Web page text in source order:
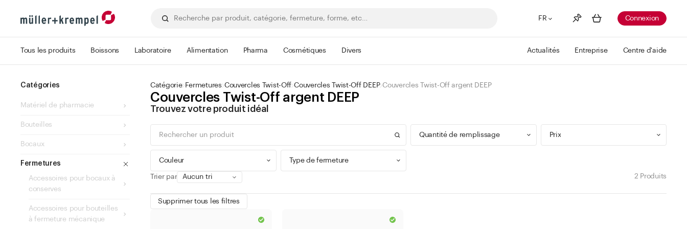
FR
Liste de souhaits Voir plus
Connexion
Tous les produits Boissons Laboratoire Alimentation Pharma Cosmétiques Divers Actualités Entreprise Centre d'aide
Catégories
Matériel de pharmacie
Bouteilles
Bocaux
Fermetures
Accessoires pour bocaux à
conserves
Accessoires pour bouteilles
à fermeture mécanique
Catégorie Fermetures Couvercles Twist-Off Couvercles Twist-Off DEEP Couvercles Twist-Off argent DEEP
Couvercles Twist-Off argent DEEP
Trouvez votre produit idéal
Quantité de remplissage
0 - 99 ml
Prix
Couleur Type de fermeture
Trier par 2 Produits
Supprimer tous les filtres